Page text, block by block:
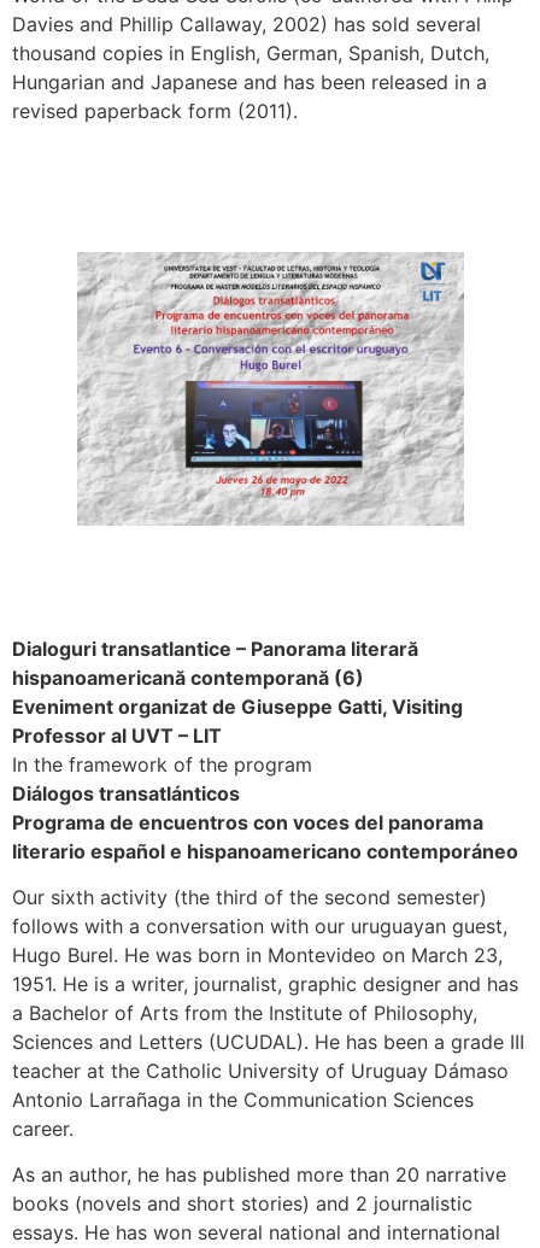
Davies and Phillip Callaway, 2002) has sold several
thousand copies in English, German, Spanish, Dutch,
Hungarian and Japanese and has been released in a
revised paperback form (2011).
Dialoguri transatlantice – Panorama literară
hispanoamericană contemporană (6)
Eveniment organizat de Giuseppe Gatti, Visiting
Professor al UVT – LIT
In the framework of the program
Diálogos transatlánticos
Programa de encuentros con voces del panorama
literario español e hispanoamericano contemporáneo
Our sixth activity (the third of the second semester)
follows with a conversation with our uruguayan guest,
Hugo Burel. He was born in Montevideo on March 23,
1951. He is a writer, journalist, graphic designer and has
a Bachelor of Arts from the Institute of Philosophy,
Sciences and Letters (UCUDAL). He has been a grade III
teacher at the Catholic University of Uruguay Dámaso
Antonio Larrañaga in the Communication Sciences
career.
As an author, he has published more than 20 narrative
books (novels and short stories) and 2 journalistic
essays. He has won several national and international